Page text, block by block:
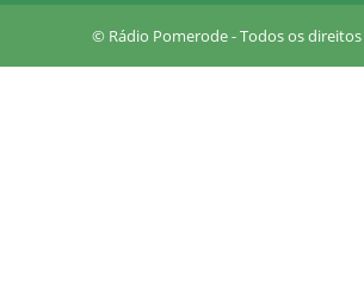
© Rádio Pomerode - Todos os